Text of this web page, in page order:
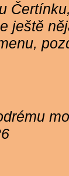
ještě